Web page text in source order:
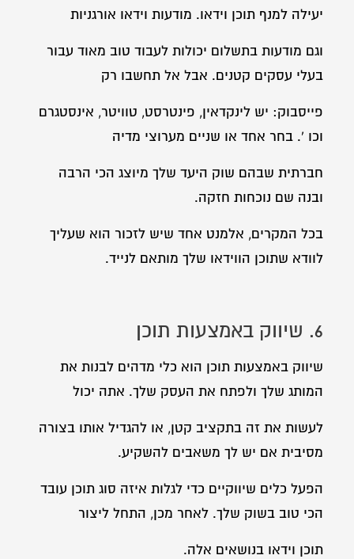
יעילה למנף תוכן וידאו. מודעות וידאו אורגניות
וגם מודעות בתשלום יכולות לעבוד טוב מאוד עבור
בעלי עסקים קטנים. אבל אל תחשבו רק
פייסבוק: יש לינקדאין, פינטרסט, טוויטר, אינסטגרם
וכו '. בחר אחד או שניים מערוצי מדיה
חברתית שבהם שוק היעד שלך מיוצג הכי הרבה
ובנה שם נוכחות חזקה.
בכל המקרים, אלמנט אחד שיש לזכור הוא שעליך
לוודא שתוכן הווידאו שלך מותאם לנייד.
6. שיווק באמצעות תוכן
שיווק באמצעות תוכן הוא כלי מדהים לבנות את
המותג שלך ולפתח את העסק שלך. אתה יכול
לעשות את זה בתקציב קטן, או להגדיל אותו בצורה
מסיבית אם יש לך משאבים להשקיע.
הפעל כלים שיווקיים כדי לגלות איזה סוג תוכן עובד
הכי טוב בשוק שלך. לאחר מכן, התחל ליצור
תוכן וידאו בנושאים אלה.